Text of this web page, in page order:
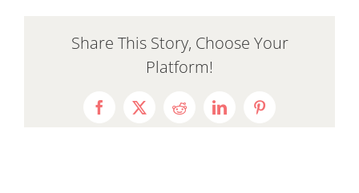
Share This Story, Choose Your
Platform!
Facebook
X RedditLinkedInPinterest